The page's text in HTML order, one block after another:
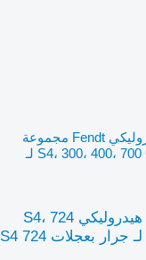
المرشح الهيدروليكي Fendt مجموعة
فلتر هيدروليكي 724 S4، 300، 400، 700 G916100600044، F9161 لـ
المرشح الهيدروليكي Fendt مجموعة فلتر هيدروليكي 724 S4،